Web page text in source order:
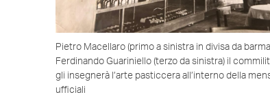
Pietro Macellaro (primo a sinistra in divisa da
Ferdinando Guariniello (terzo da sinistra) il
gli insegnerà l’arte pasticcera all’interno della
ufficiali